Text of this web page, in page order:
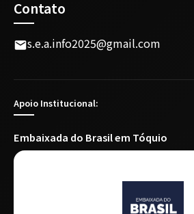
Contato
s.e.a.info2025@gmail.com
Apoio Institucional:
Embaixada do Brasil em Tóquio